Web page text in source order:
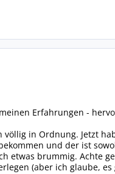
Erfahrungen -
in Ordnung. Jetzt
und der ist
etwas brummig. Achte
(aber ich glaube,